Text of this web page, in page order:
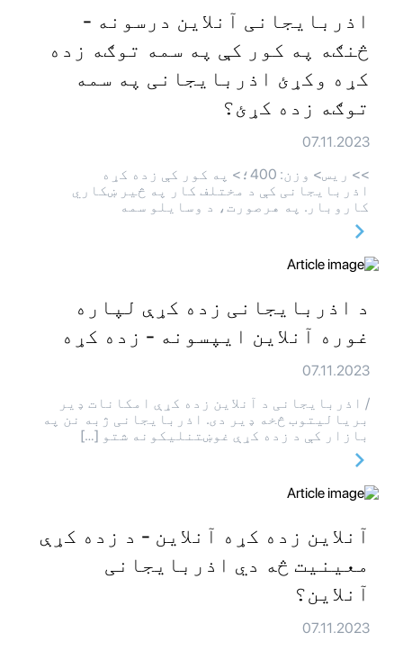
اذربایجانی آنلاین درسونه -
څنګه په کور کې په سمه توګه زده
کړه وکړئ اذربایجانی په سمه
توګه زده کړئ؟
07.11.2023
>> ريس> وزن: 400؛> په کور کې زده کړه
اذربایجانی کې د مختلف کار په څیر ښکاري
کاروبار. په هرصورت، د وسایلو سمه
د اذربایجانی زده کړې لپاره
غوره آنلاین ایپسونه - زده کړه
07.11.2023
/ اذربایجانی د آنلاین زده کړې امکانات ډیر
بریالیتوب څخه ډیر دی. اذربایجانی ژبه نن په
بازار کې د زده کړې غوښتنلیکونه شتو […]
آنلاین زده کړه آنلاین - د زده کړې
معینیت څه دي اذربایجانی
آنلاین؟
07.11.2023